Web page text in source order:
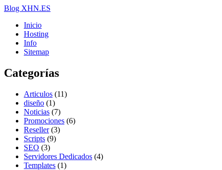
Blog XHN.ES
Inicio
Hosting
Info
Sitemap
Categorías
Articulos (11)
diseño (1)
Noticias (7)
Promociones (6)
Reseller(3)
Scripts (9)
SEO (3)
Servidores Dedicados (4)
Templates (1)